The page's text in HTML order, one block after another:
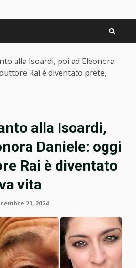
alla Isoardi, poi ad Eleonora
Rai è diventato prete,
alla Isoardi,
Daniele: oggi
Rai è diventato
vita
20, 2024